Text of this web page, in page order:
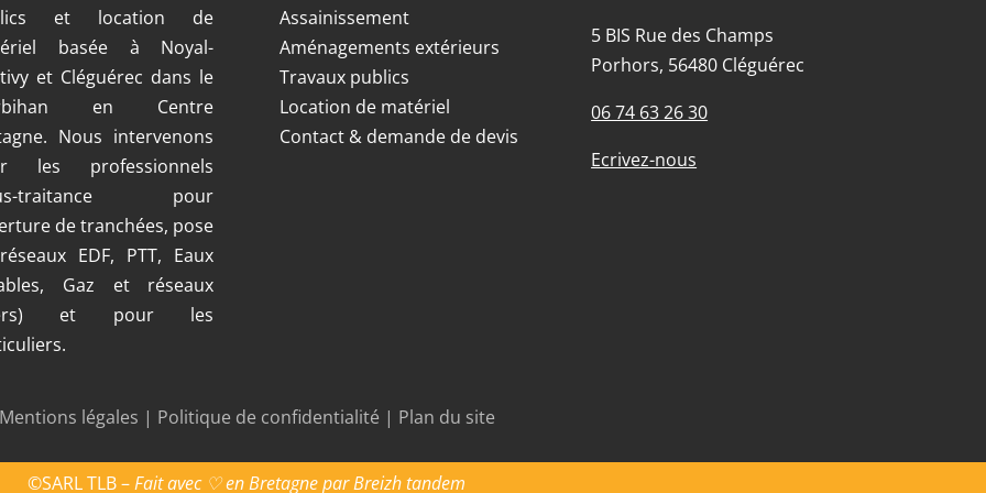
et location de
basée à Noyal-
et Cléguérec dans le
en Centre
Nous intervenons
les professionnels
traitance pour
de tranchées, pose
EDF, PTT, Eaux
Gaz et réseaux
et pour les
Assainissement
Aménagements extérieurs
Travaux publics
Location de matériel
Contact & demande de devis
5 BIS Rue des Champs
Porhors, 56480 Cléguérec
06 74 63 26 30
Ecrivez-nous
Mentions légales | Politique de confidentialité | Plan du site
©SARL TLB –Fait avec ♡ en Bretagne parBreizh tandem
vos Options
de confidentialité, en garantissant la conformité avec les réglementations. Personnalisez vos